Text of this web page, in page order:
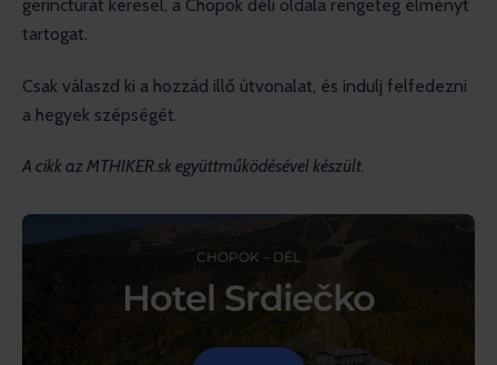
gerinctúrát keresel, a Chopok déli oldala rengeteg élményt
tartogat.
Csak válaszd ki a hozzád illő útvonalat, és indulj felfedezni
a hegyek szépségét.
A cikk az MTHIKER.sk együttműködésével készült.
CHOPOK – DÉL
Hotel Srdiečko